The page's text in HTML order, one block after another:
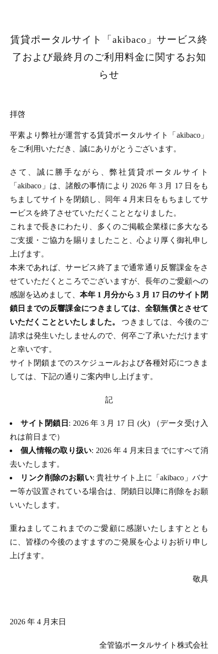
賃貸ポータルサイト「akibaco」サービス終
了および最終月のご利用料金に関するお知
らせ
拝啓
平素より弊社が運営する賃貸ポータルサイト「akibaco」
をご利用いただき、誠にありがとうございます。
さて、誠に勝手ながら、弊社賃貸ポータルサイト
「akibaco」は、諸般の事情により 2026 年 3 月 17 日をも
ちましてサイトを閉鎖し、同年 4 月末日をもちましてサ
ービスを終了させていただくこととなりました。
これまで長きにわたり、多くのご掲載企業様に多大なる
ご支援・ご協力を賜りましたこと、心より厚く御礼申し
上げます。
本来であれば、サービス終了まで通常通り反響課金をさ
せていただくところでございますが、長年のご愛顧への
感謝を込めまして、 本年 1 月分から 3 月 17 日のサイト閉
鎖日までの反響課金につきましては、全額無償とさせて
いただくことといたしました。つきましては、今後のご
請求は発生いたしませんので、何卒ご了承いただけます
と幸いです。
サイト閉鎖までのスケジュールおよび各種対応につきま
しては、下記の通りご案内申し上げます。
記
サイト閉鎖日 : 2026 年 3 月 17 日 (火) （データ受け入
れは前日まで）
個人情報の取り扱い: 2026 年 4 月末日までにすべて消
去いたします。
リンク削除のお願い: 貴社サイト上に「akibaco」バナ
ー等が設置されている場合は、閉鎖日以降に削除をお願
いいたします。
重ねましてこれまでのご愛顧に感謝いたしますととも
に、皆様の今後のますますのご発展を心よりお祈り申し
上げます。
敬具
2026 年 4 月末日
全管協ポータルサイト株式会社